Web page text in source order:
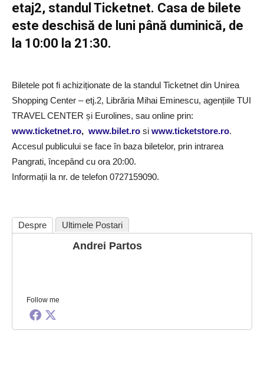
etaj2, standul Ticketnet. Casa de bilete
este deschisă de luni până duminică, de
la 10:00 la 21:30.
Biletele pot fi achiziționate de la standul Ticketnet din Unirea
Shopping Center – etj.2, Librăria Mihai Eminescu, agențiile TUI
TRAVEL CENTER și Eurolines, sau online prin:
www.ticketnet.ro, www.bilet.ro si www.ticketstore.ro.
Accesul publicului se face în baza biletelor, prin intrarea
Pangrati, începând cu ora 20:00.
Informații la nr. de telefon 0727159090.
Despre Ultimele Postari
Follow me
Andrei Partos